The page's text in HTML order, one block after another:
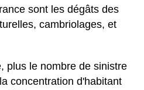
sont les dégâts des
cambriolages, et
plus le nombre de sinistre
concentration d'habitant